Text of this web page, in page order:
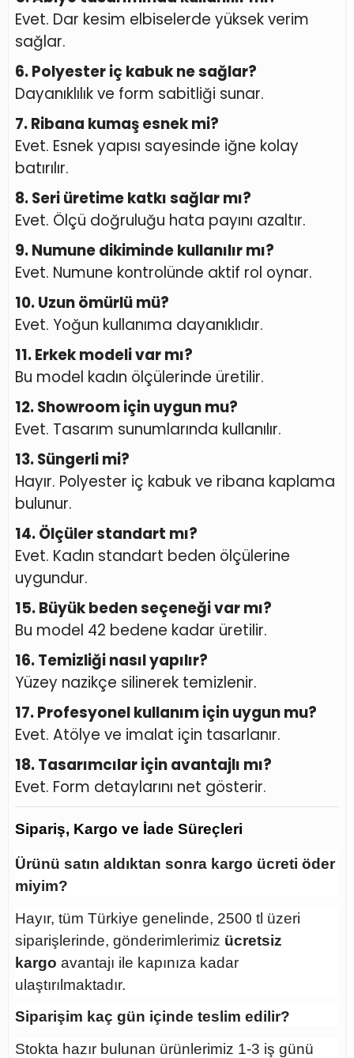
Evet. Dar kesim elbiselerde yüksek verim
sağlar.
6. Polyester iç kabuk ne sağlar?
Dayanıklılık ve form sabitliği sunar.
7. Ribana kumaş esnek mi?
Evet. Esnek yapısı sayesinde iğne kolay
batırılır.
8. Seri üretime katkı sağlar mı?
Evet. Ölçü doğruluğu hata payını azaltır.
9. Numune dikiminde kullanılır mı?
Evet. Numune kontrolünde aktif rol oynar.
10. Uzun ömürlü mü?
Evet. Yoğun kullanıma dayanıklıdır.
11. Erkek modeli var mı?
Bu model kadın ölçülerinde üretilir.
12. Showroom için uygun mu?
Evet. Tasarım sunumlarında kullanılır.
13. Süngerli mi?
Hayır. Polyester iç kabuk ve ribana kaplama
bulunur.
14. Ölçüler standart mı?
Evet. Kadın standart beden ölçülerine
uygundur.
15. Büyük beden seçeneği var mı?
Bu model 42 bedene kadar üretilir.
16. Temizliği nasıl yapılır?
Yüzey nazikçe silinerek temizlenir.
17. Profesyonel kullanım için uygun mu?
Evet. Atölye ve imalat için tasarlanır.
18. Tasarımcılar için avantajlı mı?
Evet. Form detaylarını net gösterir.
Sipariş, Kargo ve İade Süreçleri
Ürünü satın aldıktan sonra kargo ücreti öder
miyim?
Hayır, tüm Türkiye genelinde, 2500 tl üzeri
siparişlerinde, gönderimlerimiz ücretsiz
kargo avantajı ile kapınıza kadar
ulaştırılmaktadır.
Siparişim kaç gün içinde teslim edilir?
Stokta hazır bulunan ürünlerimiz 1-3 iş günü